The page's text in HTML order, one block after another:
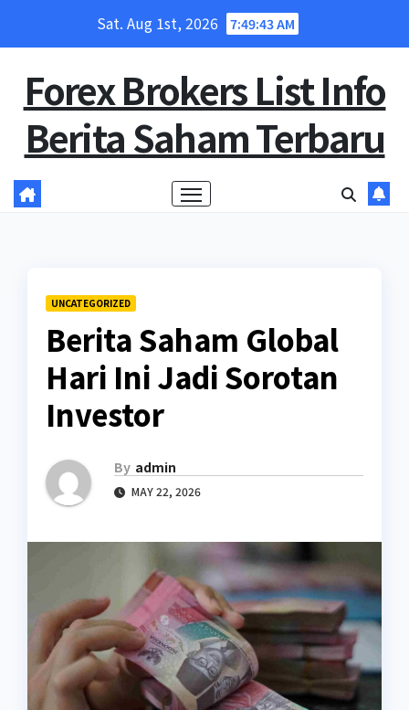
Sat. Aug 1st, 2026 7:49:44 AM
Forex Brokers List Info
Berita Saham Terbaru
UNCATEGORIZED
Berita Saham Global
Hari Ini Jadi Sorotan
Investor
By admin
MAY 22, 2026